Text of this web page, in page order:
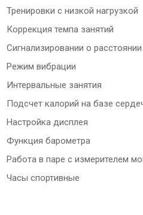
Тренировки с низкой нагрузкой
Коррекция темпа занятий
Сигнализировании о
Режим вибрации
Интервальные занятия
Подсчет калорий на базе
Настройка дисплея
Функция барометра
Работа в паре с измерителем
Часы спортивные